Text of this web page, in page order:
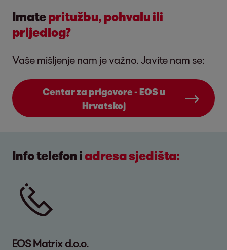
Imatepritužbu, pohvalu ili
prijedlog?
Vaše mišljenje nam je važno. Javite nam se:
Centar za prigovore - EOS u
Hrvatskoj
Info telefon iadresa sjedišta:
EOS Matrix d.o.o.